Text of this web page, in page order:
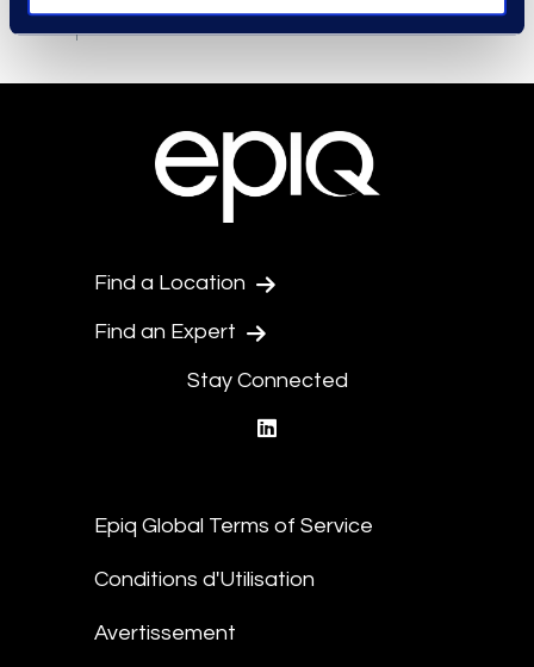
Find a Location
Find an Expert
Stay Connected
Epiq Global Terms of Service
Conditions d'Utilisation
Avertissement